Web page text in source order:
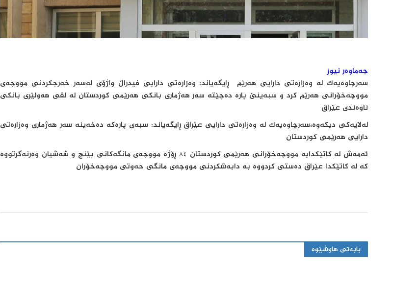
جەماوەر نیوز
سەرچاوەیەک لە وەزارەتی دارایی هەرێم ڕایگەیاند: وەزارەتی دارایی فیدراڵ واژۆی لەسەر خەرجکردنی مووچەی
مووچەخۆرانی هەرێم کرد و سبەینێ پارە دەچێتە سەر هەژماری بانکی هەرێمی کوردستان لە لقی هەولێری بانکی
ناوەندی عێراق
لەلایەکی دیکەوە،سەرچاوەیەک لە وەزارەتى دارایی عێراق ڕایگەیاند: سبەى پارەکە دەخەینە سەر هەژمارى وەزارەتى
دارایی هەرێمى کوردستان
ئەمەش لە کاتێکدایە مووچەخۆرانی هەرێمی کوردستان ٨٤ ڕۆژە مووچەی مانگەکانی پێنج و شەشیان وەرنەگرتووە
کە لە کاتێکدا عێراق دەستی کردووە بە دابەشکردنی مووچەی مانگی حەوتی مووچەخۆران
بابەتی هاوشێوە